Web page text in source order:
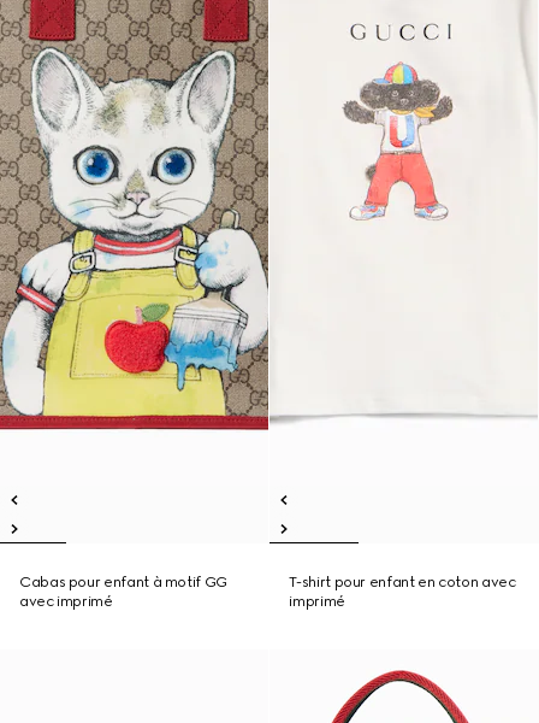
Cabas pour enfant à motif GG
avec imprimé
T-shirt pour enfant en coton avec
imprimé